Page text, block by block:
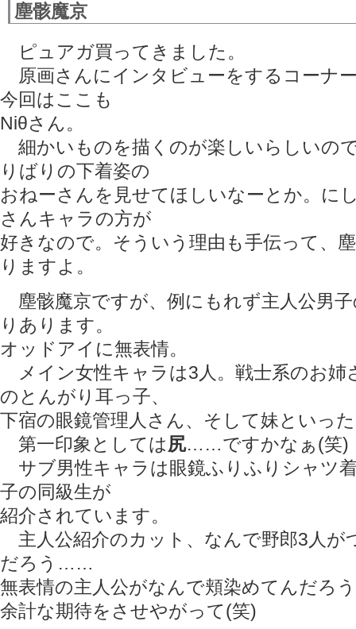
塵骸魔京
ピュアガ買ってきました。
原画さんにインタビューをするコーナ
今回はここも
Niθさん。
細かいものを描くのが楽しいらしいの
りばりの下着姿の
おねーさんを見せてほしいなーとか。に
さんキャラの方が
好きなので。そういう理由も手伝って、
りますよ。
塵骸魔京ですが、例にもれず主人公男
りあります。
オッドアイに無表情。
メイン女性キャラは3人。戦士系のお姉
のとんがり耳っ子、
下宿の眼鏡管理人さん、そして妹といっ
第一印象としては尻……ですかなぁ(笑)
サブ男性キャラは眼鏡ふりふりシャツ
子の同級生が
紹介されています。
主人公紹介のカット、なんで野郎3人が
だろう……
無表情の主人公がなんで頬染めてんだろ
余計な期待をさせやがって(笑)